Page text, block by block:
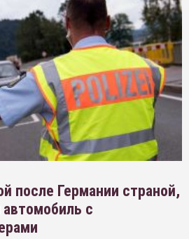
после Германии страной,
с